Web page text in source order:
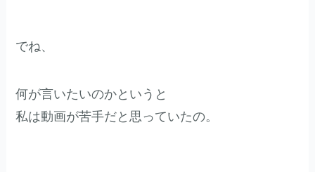
でね、
何が言いたいのかというと
私は動画が苦手だと思っていたの。